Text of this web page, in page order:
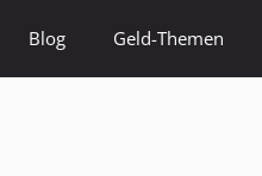
Blog Geld-Themen